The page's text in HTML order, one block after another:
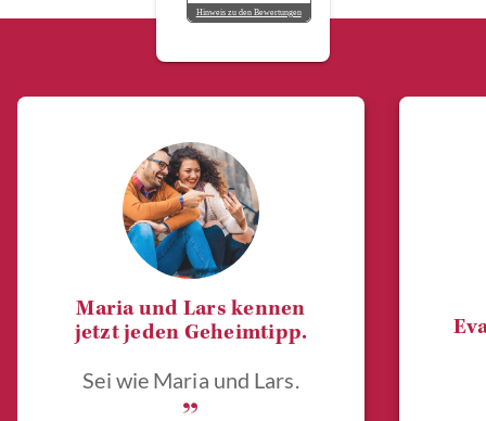
Hinweis zu den Bewertungen
Maria und Lars kennen
jetzt jeden Geheimtipp.
Sei wie Maria und Lars.
„